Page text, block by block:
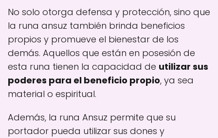
No solo otorga defensa y protección, sino que
la runa ansuz también brinda beneficios
propios y promueve el bienestar de los
demás. Aquellos que están en posesión de
esta runa tienen la capacidad de utilizar sus
poderes para el beneficio propio, ya sea
material o espiritual.
Además, la runa Ansuz permite que su
portador pueda utilizar sus dones y